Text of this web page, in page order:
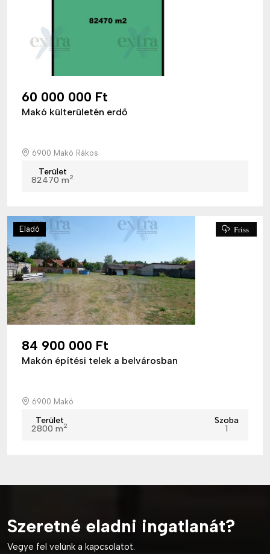
60 000 000 Ft
Makó külterületén erdő
6900 Makó Rákos
Terület
82470 m2
Eladó Friss
84 900 000 Ft
Makón építési telek a belvárosban
6900 Makó
Terület
2800 m2
Szoba
1
Szeretné eladni ingatlanát?
Vegye fel velünk a kapcsolatot.